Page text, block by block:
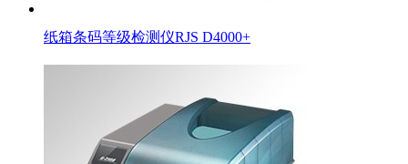
纸箱条码等级检测仪RJS D4000+